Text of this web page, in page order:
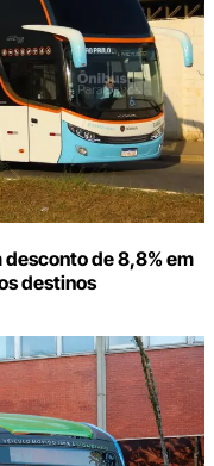
de 8,8% em
destinos